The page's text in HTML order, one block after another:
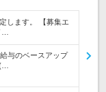
します。 【募集エ
与のベースアップ